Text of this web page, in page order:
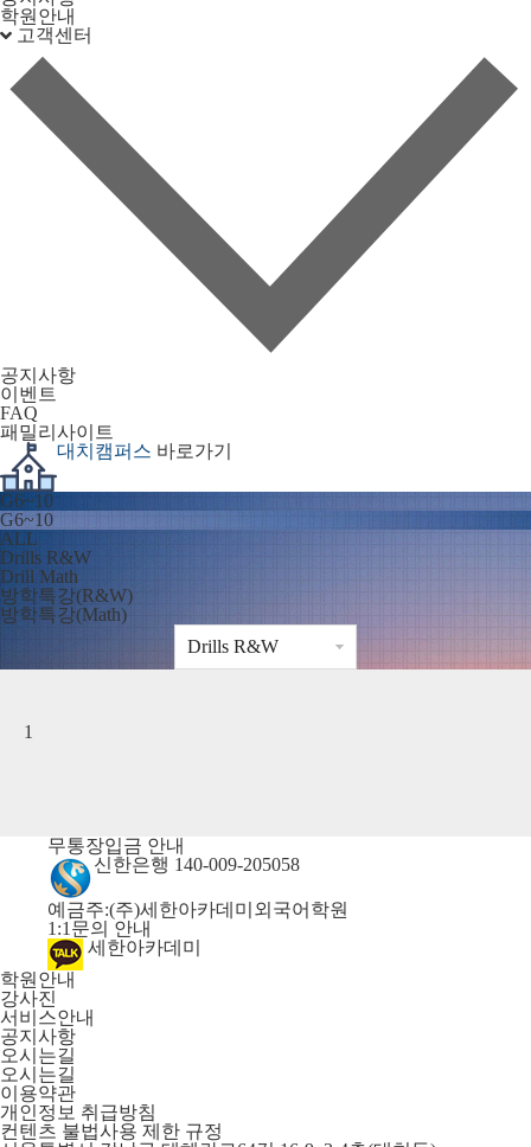
학원안내
고객센터
공지사항
이벤트
FAQ
패밀리사이트
대치캠퍼스 바로가기
G6~10
G6~10
ALL
Drills R&W
Drill Math
방학특강(R&W)
방학특강(Math)
1
무통장입금 안내
신한은행 140-009-205058
예금주:(주)세한아카데미외국어학원
1:1문의 안내
세한아카데미
학원안내
강사진
서비스안내
공지사항
오시는길
오시는길
이용약관
개인정보 취급방침
컨텐츠 불법사용 제한 규정